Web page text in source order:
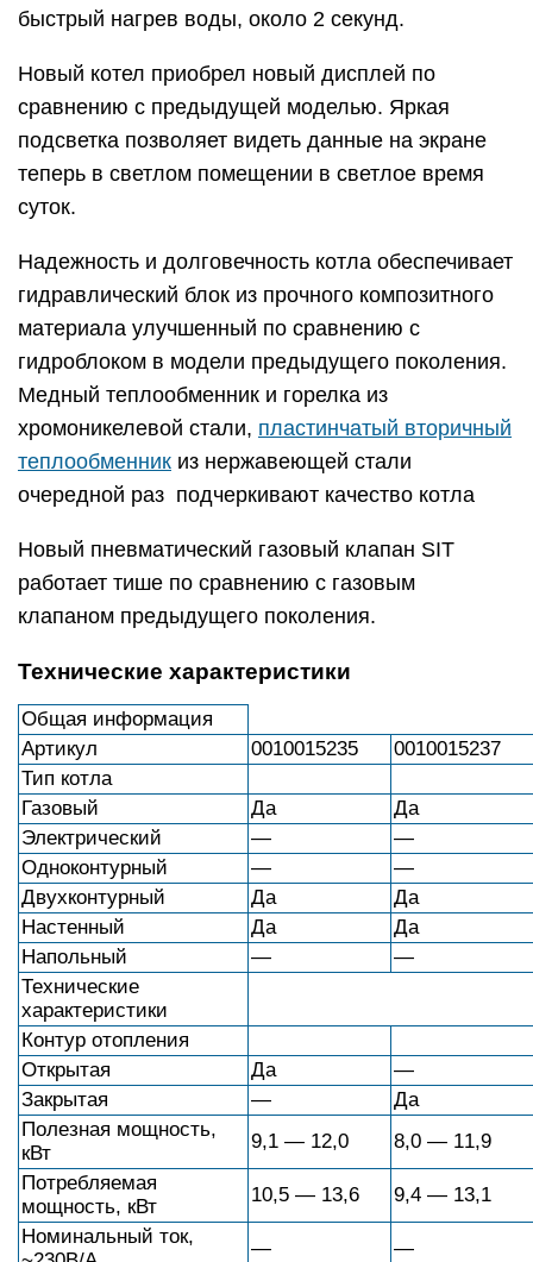
быстрый нагрев воды, около 2 секунд.
Новый котел приобрел новый дисплей по
сравнению с предыдущей моделью. Яркая
подсветка позволяет видеть данные на экране
теперь в светлом помещении в светлое время
суток.
Надежность и долговечность котла обеспечивает
гидравлический блок из прочного композитного
материала улучшенный по сравнению с
гидроблоком в модели предыдущего поколения.
Медный теплообменник и горелка из
хромоникелевой стали, пластинчатый вторичный
теплообменник из нержавеющей стали
очередной раз подчеркивают качество котла
Новый пневматический газовый клапан SIT
работает тише по сравнению с газовым
клапаном предыдущего поколения.
Технические характеристики
Общая информация
Артикул
0010015235
0010015237
Тип котла
Газовый
Да
Да
Электрический
—
—
Одноконтурный
—
—
Двухконтурный
Да
Да
Настенный
Да
Да
Напольный
—
—
Технические
характеристики
Контур отопления
Открытая
Да
—
Закрытая
—
Да
Полезная мощность,
кВт
9,1 — 12,0
8,0 — 11,9
Потребляемая
мощность, кВт
10,5 — 13,6
9,4 — 13,1
Номинальный ток,
— —